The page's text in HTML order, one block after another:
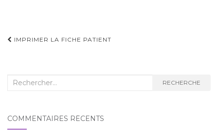
Navigation
IMPRIMER LA FICHE PATIENT
Recherche
RECHERCHE
COMMENTAIRES RÉCENTS